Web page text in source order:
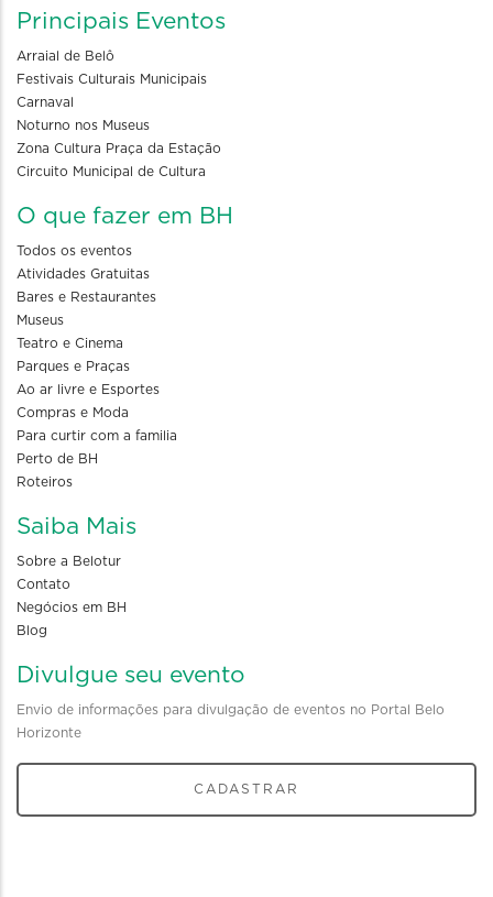
Principais Eventos
Arraial de Belô
Festivais Culturais Municipais
Carnaval
Noturno nos Museus
Zona Cultura Praça da Estação
Circuito Municipal de Cultura
O que fazer em BH
Todos os eventos
Atividades Gratuitas
Bares e Restaurantes
Museus
Teatro e Cinema
Parques e Praças
Ao ar livre e Esportes
Compras e Moda
Para curtir com a familia
Perto de BH
Roteiros
Saiba Mais
Sobre a Belotur
Contato
Negócios em BH
Blog
Divulgue seu evento
Envio de informações para divulgação de eventos no Portal Belo
Horizonte
CADASTRAR